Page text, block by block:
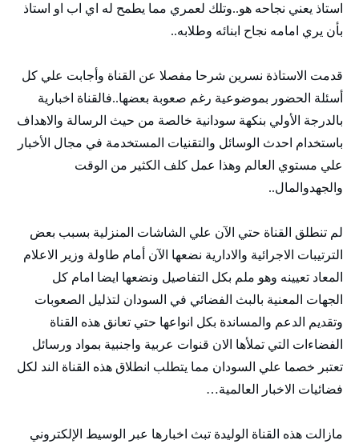
استاذ يعني نجاحه هو..وتلك لعمري مما يطمح له اي اب او استاذ
بأن يري امامه نجاح ابنائه وطلابه..
قدمت الاستاذة نسرين شرحا مفصلا عن القناة وأجابت علي كل
أسئلة الحضور بموضوعية رغم صعوبة بعضها..فالقناة اخبارية
بالدرجة الأولي بنكهة سودانية خالصة من حيث الرسالة والاهداف
باستخدام احدث الوسائل والتقنيات المستخدمة في مجال الأخبار
علي مستوي العالم وهذا عمل كلف الكثير من الوقت
والجهدوالمال..
لم تنطلق القناة حتي الآن علي الشاشات المنزلية بسبب بعض
الترتيبات الاجرائية والادارية نضعها الآن أمام طاولة وزير الاعلام
المعاد تعيينه وهو ملم بكل التفاصيل ونضعها ايضا امام كل
الجهات المعنية بالبث الفضائي في السودان لتذليل الصعوبات
وتقديم الدعم والمساندة بكل انواعها حتي تعانق هذه القناة
الفضاءات التي تملأها الان قنوات عربية واجنبية بمواد ورسائل
تعتبر خصما علي السودان مما يتطلب انطلاق هذه القناة الند لكل
فضائيات الاخبار العالمية…
مازالت هذه القناة الوليدة تبث اخبارها عبر الوسيط الإلكتروني